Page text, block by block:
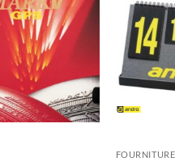
Ajouter
aux
souhaits